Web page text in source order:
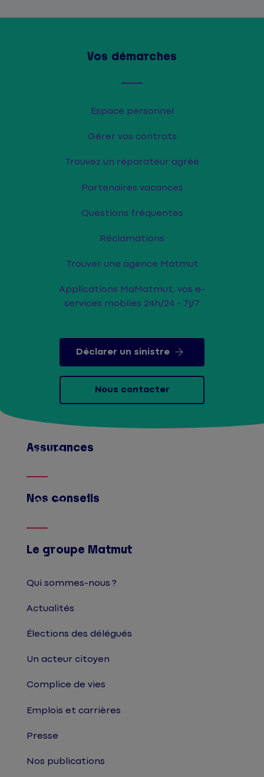
Vos démarches
Espace personnel
Gérer vos contrats
Trouvez un réparateur agréé
Partenaires vacances
Questions fréquentes
Réclamations
Trouver une agence Matmut
Applications MaMatmut, vos e-
services mobiles 24h/24 - 7j/7
Déclarer un sinistre
Nous contacter
Assurances
Afficher
Nos conseils
Afficher
Le groupe Matmut
Qui sommes-nous ?
Actualités
Élections des délégués
Un acteur citoyen
Complice de vies
Emplois et carrières
Presse
Nos publications